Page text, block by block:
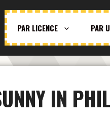
PAR LICENCE PAR
IN